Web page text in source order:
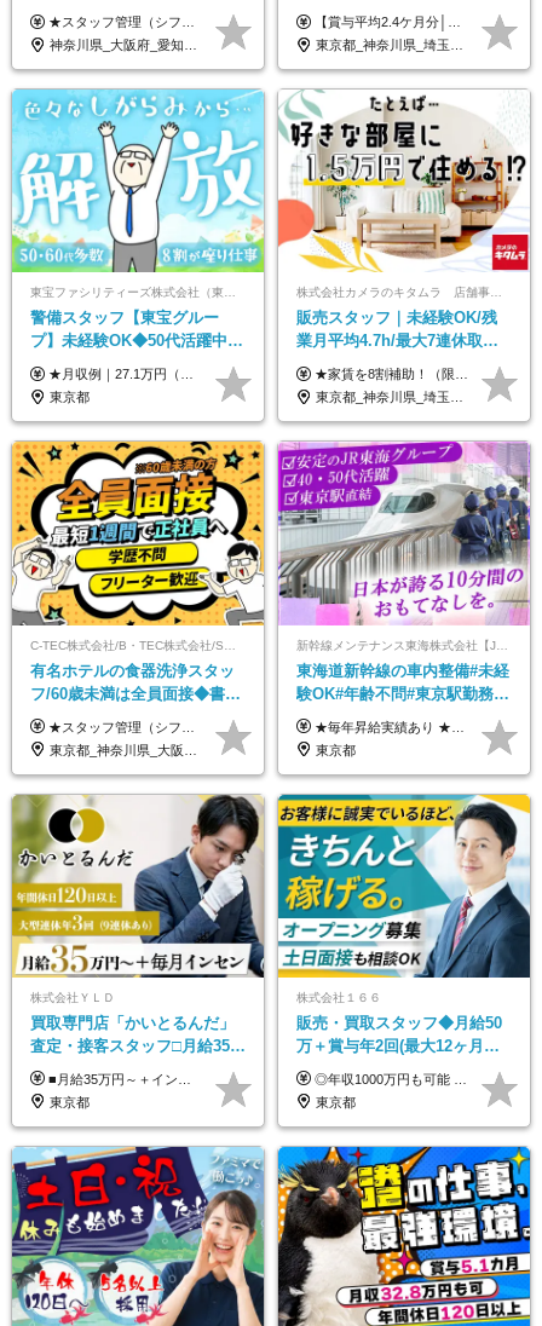
り)◆未経験OK◆リゾート地
も選べる◆月25万円
★スタッフ管理（シフト調整など）の経験があれば【月給28万円以上】 ★賞与支給実績：基本給の2ヶ月分～3ヶ月分 ＝＝ライフスタイルに合わせて働き方を選べます＝＝ ■正社員 ＜未経験者＞月給25万円(寮なしの場合)～35万円＋賞与年2回 ＜経験者＞月給28万円～35万円＋賞与年2回 ※寮をご利用の場合は月給22万円～ ※経験やスキルに応じて決定します ※残業代全額支給 ※試用期間（3ヶ月間）中の雇用形態や待遇に差異はありません ※正社員の場合、転勤の可能性あり ■契約社員 月給22万円～＋残業代全額支給 ※契約社員の場合、賞与の支給および転勤の可能性はありません ※勤務時間や勤務日数の希望があればご相談に応じます ※試用期間なし ※契約の更新 有(勤務状況により判断する) 更新上限 有(通算契約期間の上限 1年/更新回数の上限 なし)
神奈川県_大阪府_愛知県_北海道_兵庫県_京都府_広島県_福岡県_大分県_宮崎県_鹿児島県_沖縄県
迎！◆出勤はお昼から◆平均
賞与2.4ヶ月分◆残業少なめ
【賞与平均2.4ケ月分│決算賞与も20年以上連続で支給中！】 ＜月収例＞ 月収29万円（地域限定正社員／残業代・各種手当含む） 月収26万円（契約社員／残業代・各種手当含む） ◆月給：月給258,400円～361,500円＋残業代＋各種手当 ※給与は前職での経験、スキルを考慮し、決定します ※残業代は全額支給します ※契約社員としてご入社いただく方は、賞与額に差異あり。詳細は面接でお話しします ※試用期間3ヶ月あり。条件に変更はありません ※契約社員の場合：契約期間12カ月（更新あり） ※60歳未満でご入社いただいた方も、60歳になったタイミングで雇用形態は契約社員に切り替えとなります。
東京都_神奈川県_埼玉県_千葉県_茨城県_栃木県_群馬県
東宝ファシリティーズ株式会社（東宝株式会社100％出資）
警備スタッフ【東宝グルー
プ】未経験OK◆50代活躍中
◆1勤務で2日分休み◆8割が座
り仕事◆賞与年2回
★月収例｜27.1万円（月給+残業代2.4万円+資格手当0.2万円+家族手当0.85万円） ★賞与年2回＆充実した手当あり！ ■月給23万6,500円～＋賞与年2回＋各種手当 ┗月給には職務手当19,500円、調整手当15,000円、住宅手当18,500円、契約社員手当1,500円を含みます ※試用期間4ヶ月(期間中の給与・待遇の差異はありません) ━━━━━━━━━━ 各種手当も充実！ ━━━━━━━━━━ ★家族手当 ★役付手当 ★資格手当 ★年末年始勤務手当 ★交通費支給（月5万円以内／6ヶ月分の定期代を支給） ★残業・深夜残業手当（全額支給） ━━━━━━━━━━ 給与支給日は毎月25日です ━━━━━━━━━━ 例：1月1日付入社の場合 1月25日に基本給+変動しない手当を支給 2月25日に前月分の残業手当など変動する手当を支給
東京都
株式会社カメラのキタムラ 店舗事業部【カメラのキタムラ】
販売スタッフ｜未経験OK/残
業月平均4.7h/最大7連休取得
可/全国募集/家賃8割を会社が
負担/賞与年2回
★家賃を8割補助！（限度額は地域により異なる） ※転勤による引っ越しが発生する場合 ＝＝＝＝＝＝＝＝＝＝＝＝＝＝＝＝＝＝＝＝＝＝＝ 例えば、家賃7.5万円なら6万円は会社で負担。 あなたが支払うのは、たったの1.5万円です！ 年間では自己負担額が約72万ほどお得になります！ ＝＝＝＝＝＝＝＝＝＝＝＝＝＝＝＝＝＝＝＝＝＝＝ 月給22万8,700円～26万3,100円＋賞与年2回（初回の支給は当社規定による）＋残業手当 ＜実際の給与例＞ *24歳:月給23万4,700円＋賞与年2回（初回の支給は当社規定による）＋残業手当＋諸手当 ※上記はあくまで参考月給です。ご経歴・年齢を考慮し、当社規定により決定します ※評価により昇給あり ※残業代は別途支給あり ※試用期間2ヶ月あり（期間中の給与・待遇に差異はありません） 【実在する社員の年収モデル】 年収530万円（30歳） 年収820万円（40歳） 【入社時の想定年収】 330万円～900万円
東京都_神奈川県_埼玉県_千葉県_大阪府_愛知県_北海道_青森県_宮城県_秋田県_山形県_茨城県_群馬県_新潟県_長野県_富山県_静岡県_三重県_兵庫県_京都府_広島県_岡山県_鳥取県_山口県_徳島県_香川県_愛媛県_福岡県_熊本県_佐賀県_長崎県_大分県_宮崎県_鹿児島県
有名ホテルの食器洗浄スタッ
フ/60歳未満は全員面接◆書類
選考なし◆ブランクOK◆月25
万～ ◆40～50代活躍
★スタッフ管理（シフト調整など）の経験があれば【月給28万円以上】 ★賞与支給実績：基本給の2ヶ月分～3ヶ月分 ＝＝ライフスタイルに合わせて働き方を選べます＝＝ ■正社員 ＜未経験者＞月給25万円～35万円＋賞与年2回 ＜経験者＞月給28万円～35万円＋賞与年2回 ※経験やスキルに応じて決定します ※残業代全額支給 ※試用期間（3ヶ月間）中の雇用形態や待遇に差異はありません ※正社員の場合、転勤の可能性あり ■契約社員 月給22万円～＋残業代全額支給 ※契約社員の場合、賞与の支給および転勤の可能性はありません ※勤務時間や勤務日数の希望があればご相談に応じます ※試用期間なし ※契約の更新 有(勤務状況により判断する) 更新上限 有(通算契約期間の上限 1年/更新回数の上限 なし)
東京都_神奈川県_大阪府_愛知県_北海道_京都府_福岡県_沖縄県
東海道新幹線の車内整備#未経
験OK#年齢不問#東京駅勤務
#59歳まで正社員登用可＆登用
実績多数！
★毎年昇給実績あり ★入社3年で430万円も可(正社員登用された場合) ■入社時月収例：25万2840円(1万2040円×21日)＋賞与支給実績有（年2回・2025年度） 日給1万2040円 ※別途「超過勤務手当、祝繁手当、特殊手当」の支給有 ※試用期間中（2ヶ月）の待遇・雇用形態に差異はございません
東京都
株式会社ＹＬＤ
買取専⾨店「かいとるんだ」
査定・接客スタッフ□⽉給35万
円以上＋毎⽉インセン□年休
120日以上□土日休み
■月給35万円～＋インセンティブ＋各種手当 ※固定残業代（月45時間分87,600円～）を含む。超過した場合は別途残業代を支給いたします ※経験・年齢などを考慮の上、決定します ※試用期間3ヶ月あり（待遇に変動なし）
東京都
株式会社１６６
販売・買取スタッフ◆月給50
万＋賞与年2回(最大12ヶ月分
支給)◆前職給与保証◆年収
1000万可◆オープニング
◎年収1000万円も可能 ◎複雑な条件やノルマは一切なし！ 頑張った分だけシンプルに還元される給与体系です。 経験者の方には「前職給与保証」をお約束します！ ■月給50万円～80万円（役職手当を含む） ★平均月収：60～70万円程度 ★「〇件以上で支給」といった複雑な条件やノルマの縛りは一切ありません。 お客様に寄り添い、利益が出た分はしっかりとあなたの給与へ還元します！ ※経験・能力を考慮のうえ決定します。 ※試用期間3ヶ月あり。その間の待遇・給与に差異はありません。 ※上記の金額は固定残業代（20時間/5万円～）含んだ金額です。 超過分は別途記載します。
東京都